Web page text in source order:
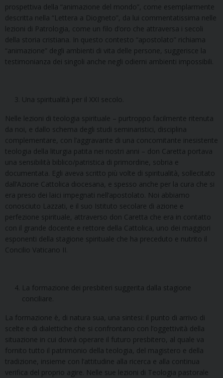
prospettiva della “animazione del mondo”, come esemplarmente
descritta nella “Lettera a Diogneto”, da lui commentatissima nelle
lezioni di Patrologia, come un filo d’oro che attraversa i secoli
della storia cristiana. In questo contesto “apostolato” richiama
“animazione” degli ambienti di vita delle persone, suggerisce la
testimonianza dei singoli anche negli odierni ambienti impossibili.
Una spiritualità per il XXI secolo.
Nelle lezioni di teologia spirituale – purtroppo facilmente ritenuta
da noi, e dallo schema degli studi seminaristici, disciplina
complementare, con l’aggravante di una concomitante inesistente
teologia della liturgia patita nei nostri anni – don Caretta portava
una sensibilità biblico/patristica di primordine, sobria e
documentata. Egli aveva scritto più volte di spiritualità, sollecitato
dall’Azione Cattolica diocesana, e spesso anche per la cura che si
era preso dei laici impegnati nell’apostolato. Noi abbiamo
conosciuto Lazzati, e il suo Istituto secolare di azione e
perfezione spirituale, attraverso don Caretta che era in contatto
con il grande docente e rettore della Cattolica, uno dei maggiori
esponenti della stagione spirituale che ha preceduto e nutrito il
Concilio Vaticano II.
La formazione dei presbiteri suggerita dalla stagione
conciliare.
La formazione è, di natura sua, una sintesi: il punto di arrivo di
scelte e di dialettiche che si confrontano con l’oggettività della
situazione in cui dovrà operare il futuro presbitero, al quale va
fornito tutto il patrimonio della teologia, del magistero e della
tradizione, insieme con l’attitudine alla ricerca e alla continua
verifica del proprio agire. Nelle sue lezioni di Teologia pastorale